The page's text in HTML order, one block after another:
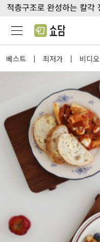
베스트 | 최저가 | 비디오